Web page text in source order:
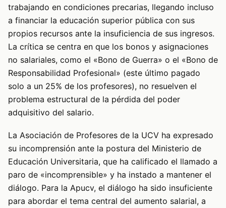
trabajando en condiciones precarias, llegando incluso
a financiar la educación superior pública con sus
propios recursos ante la insuficiencia de sus ingresos.
La crítica se centra en que los bonos y asignaciones
no salariales, como el «Bono de Guerra» o el «Bono de
Responsabilidad Profesional» (este último pagado
solo a un 25% de los profesores), no resuelven el
problema estructural de la pérdida del poder
adquisitivo del salario.
La Asociación de Profesores de la UCV ha expresado
su incomprensión ante la postura del Ministerio de
Educación Universitaria, que ha calificado el llamado a
paro de «incomprensible» y ha instado a mantener el
diálogo. Para la Apucv, el diálogo ha sido insuficiente
para abordar el tema central del aumento salarial, a